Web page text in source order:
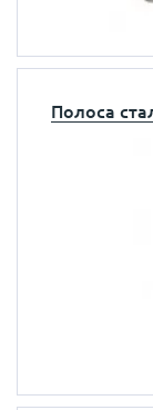
Полоса